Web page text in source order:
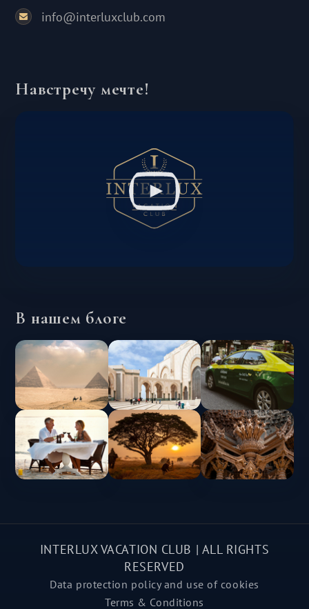
info@interluxclub.com
Навстречу мечте!
В нашем блоге
INTERLUX VACATION CLUB | ALL RIGHTS
RESERVED
Data protection policy and use of cookies
Terms & Conditions